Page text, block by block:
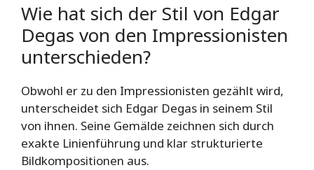
Wie hat sich der Stil von Edgar
Degas von den Impressionisten
unterschieden?
Obwohl er zu den Impressionisten gezählt wird,
unterscheidet sich Edgar Degas in seinem Stil
von ihnen. Seine Gemälde zeichnen sich durch
exakte Linienführung und klar strukturierte
Bildkompositionen aus.